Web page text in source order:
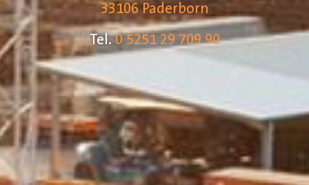
33106 Paderborn
Tel.0 5251 29 709 90